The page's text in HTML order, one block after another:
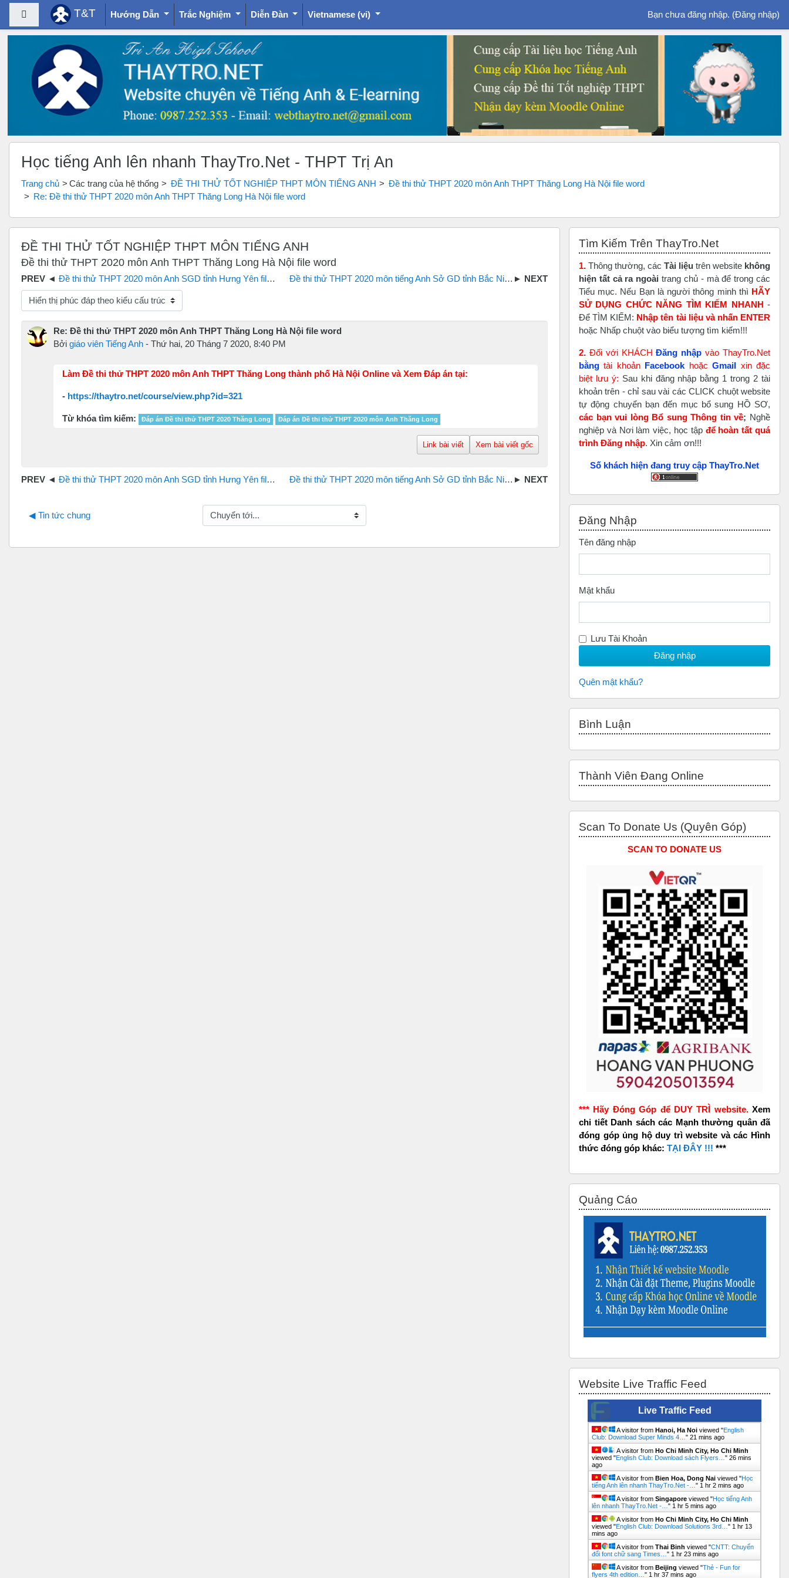
Chuyển tới nội dung chính
Bảng điều khiển cạnh
T&T Hướng Dẫn Trắc Nghiệm Diễn Đàn Vietnamese ‎(vi)‎ Bạn chưa đăng nhập. (Đăng nhập)
Học tiếng Anh lên nhanh ThayTro.Net - THPT Trị An
Trang chủ Các trang của hệ thống ĐỀ THI THỬ TỐT NGHIỆP THPT MÔN TIẾNG ANH
Đề thi thử THPT 2020 môn Anh THPT Thăng Long Hà Nội file word
Re: Đề thi thử THPT 2020 môn Anh THPT Thăng Long Hà Nội file word
ĐỀ THI THỬ TỐT NGHIỆP THPT MÔN TIẾNG ANH
Đề thi thử THPT 2020 môn Anh THPT Thăng Long Hà Nội file word
Đề thi thử THPT 2020 môn Anh SGD tỉnh Hưng Yên file word Đề thi thử THPT 2020 môn tiếng Anh Sở GD tỉnh Bắc Ninh file word
độ hiển thị
Re: Đề thi thử THPT 2020 môn Anh THPT Thăng Long Hà Nội file word
Bởi giáo viên Tiếng Anh - Thứ hai, 20 Tháng 7 2020, 8:40 PM
Làm Đề thi thử THPT 2020 môn Anh THPT Thăng Long thành phố Hà Nội Online và Xem Đáp án tại:
- https://thaytro.net/course/view.php?id=321
Từ khóa tìm kiếm: Đáp án Đề thi thử THPT 2020 Thăng Long Đáp án Đề thi thử THPT 2020 môn Anh Thăng Long
Link bài viết Xem bài viết gốc
Đề thi thử THPT 2020 môn Anh SGD tỉnh Hưng Yên file word Đề thi thử THPT 2020 môn tiếng Anh Sở GD tỉnh Bắc Ninh file word
◀︎ Tin tức chung Chuyển tới...
Tìm Kiếm Trên ThayTro.Net
1. Thông thường, các Tài liệu trên website không
hiện tất cả ra ngoài trang chủ - mà để trong các
Tiểu mục. Nếu Bạn là người thông minh thì HÃY
SỬ DỤNG CHỨC NĂNG TÌM KIẾM NHANH -
Để TÌM KIẾM: Nhập tên tài liệu và nhấn ENTER
hoặc Nhấp chuột vào biểu tượng tìm kiếm!!!
2. Đối với KHÁCHĐăng nhập vào ThayTro.Net
bằng tài khoản Facebook hoặcGmail xin đặc
biệt lưu ý: Sau khi đăng nhập bằng 1 trong 2 tài
khoản trên - chỉ sau vài các CLICK chuột website
tự động chuyển bạn đến mục bổ sung HỒ SƠ,
các bạn vui lòng Bổ sung Thông tin về; Nghề
nghiệp và Nơi làm việc, học tập để hoàn tấtquá
trình Đăng nhập. Xin cảm ơn!!!
Số khách hiện đang truy cập ThayTro.Net
Đăng Nhập
Tên đăng nhập
Mật khẩu
Lưu Tài Khoản
Quên mật khẩu?
Bình Luận
Thành Viên Đang Online
Scan To Donate Us (Quyên Góp)
SCAN TO DONATE US
*** Hãy Đóng Góp để DUY TRÌ website. Xem
chi tiết Danh sách các Mạnh thường quân đã
đóng góp ủng hộ duy trì website và các Hình
thức đóng góp khác: TẠI ĐÂY !!! ***
Quảng Cáo
Website Live Traffic Feed
Live Traffic Feed
A visitor from Hanoi, Ha Noi viewed "English
Club: Download Super Minds 4…" 21 mins ago
A visitor from Ho Chi Minh City, Ho Chi Minh
viewed "English Club: Download sách Flyers…" 26 mins
ago
A visitor from Bien Hoa, Dong Nai viewed "Học
tiếng Anh lên nhanh ThayTro.Net -…" 1 hr 2 mins ago
A visitor from Singapore viewed "Học tiếng Anh
lên nhanh ThayTro.Net -…" 1 hr 5 mins ago
A visitor from Ho Chi Minh City, Ho Chi Minh
viewed "English Club: Download Solutions 3rd…" 1 hr 13
mins ago
A visitor from Thai Binh viewed "CNTT: Chuyển
đổi font chữ sang Times…" 1 hr 23 mins ago
A visitor from Beijing viewed "Thẻ - Fun for
flyers 4th edition…" 1 hr 37 mins ago